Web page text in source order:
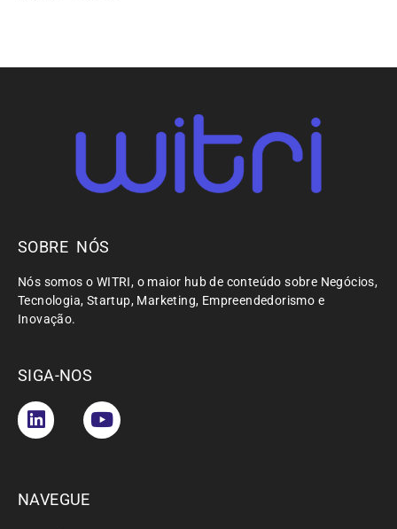
SOBRE NÓS
Nós somos o WITRI, o maior hub de conteúdo sobre Negócios,
Tecnologia, Startup, Marketing, Empreendedorismo e
Inovação.
SIGA-NOS
NAVEGUE